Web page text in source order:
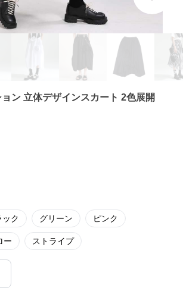
ン 立体デザインスカート 2色展開
ック グリーン ピンク
ー ストライプ